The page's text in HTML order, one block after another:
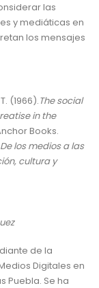
las
y mediáticas en
los mensajes
(1966).The social
in the
Books.
De los medios a las
cultura y
de la
Digitales en
Puebla. Se ha